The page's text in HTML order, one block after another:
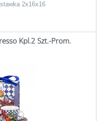
2x16x16
Kpl.2 Szt.-Prom.